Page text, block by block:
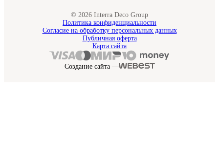
© 2026 Interra Deco Group
Политика конфиденциальности
Согласие на обработку персональных данных
Публичная оферта
Карта сайта
Создание сайта —